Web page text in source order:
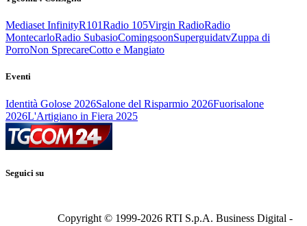
Mediaset InfinityR101Radio 105Virgin RadioRadio
MontecarloRadio SubasioComingsoonSuperguidatvZuppa di
PorroNon SprecareCotto e Mangiato
Eventi
Identità Golose 2026Salone del Risparmio 2026Fuorisalone
2026L'Artigiano in Fiera 2025
Seguici su
Copyright © 1999-2026 RTI S.p.A. Business Digital -